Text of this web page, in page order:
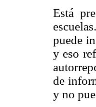
Está
puede
y eso
de
y no